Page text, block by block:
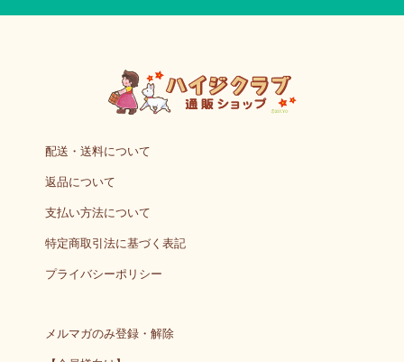
配送・送料について
返品について
支払い方法について
特定商取引法に基づく表記
プライバシーポリシー
メルマガのみ登録・解除